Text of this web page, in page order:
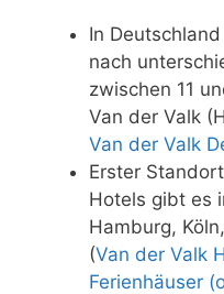
In
nach
zwischen 11
Van der Valk
Van der Valk
Erster
Hotels gibt es
Hamburg,
(Van der Valk
Ferienhäuser